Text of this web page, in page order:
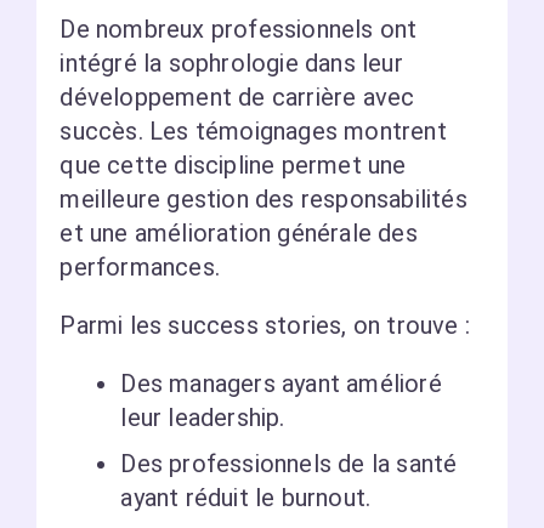
De nombreux professionnels ont
intégré la sophrologie dans leur
développement de carrière avec
succès. Les témoignages montrent
que cette discipline permet une
meilleure gestion des responsabilités
et une amélioration générale des
performances.
Parmi les success stories, on trouve :
Des managers ayant amélioré
leur leadership.
Des professionnels de la santé
ayant réduit le burnout.